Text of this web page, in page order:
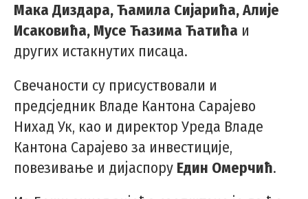
Мака Диздара, Ћамила Сијарића, Алије
Исаковића, Мусе Ћазима Ћатића и
других истакнутих писаца.
Свечаности су присуствовали и
предсједник Владе Кантона Сарајево
Нихад Ук, као и директор Уреда Владе
Кантона Сарајево за инвестиције,
повезивање и дијаспору Един Омерчић.